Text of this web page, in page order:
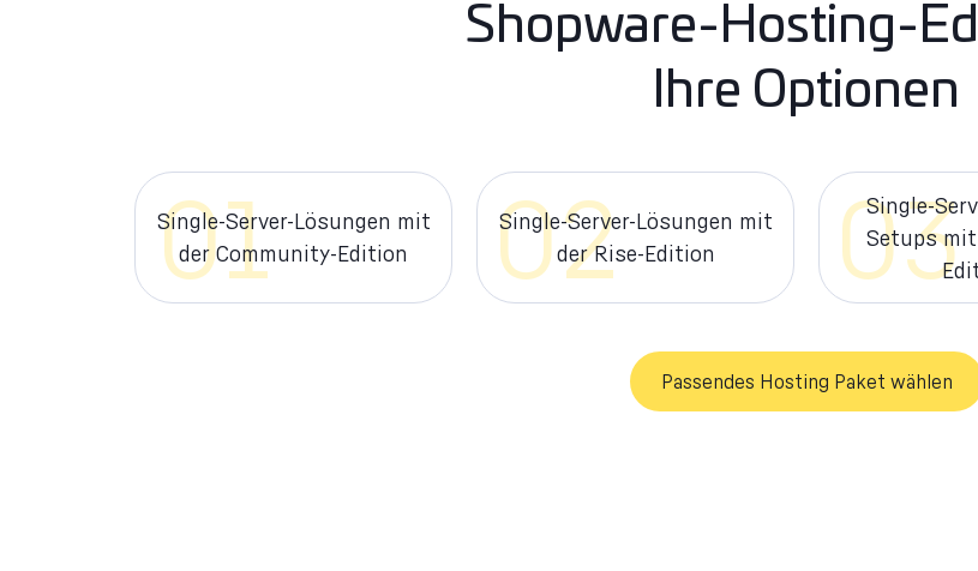
Shopware-Hosting-
Ihre Optionen
01
Single-Server-Lösungen mit
der Community-Edition
02
Single-Server-Lösungen mit
der Rise-Edition
03
Single-
Setups mit
Passendes Hosting Paket wählen